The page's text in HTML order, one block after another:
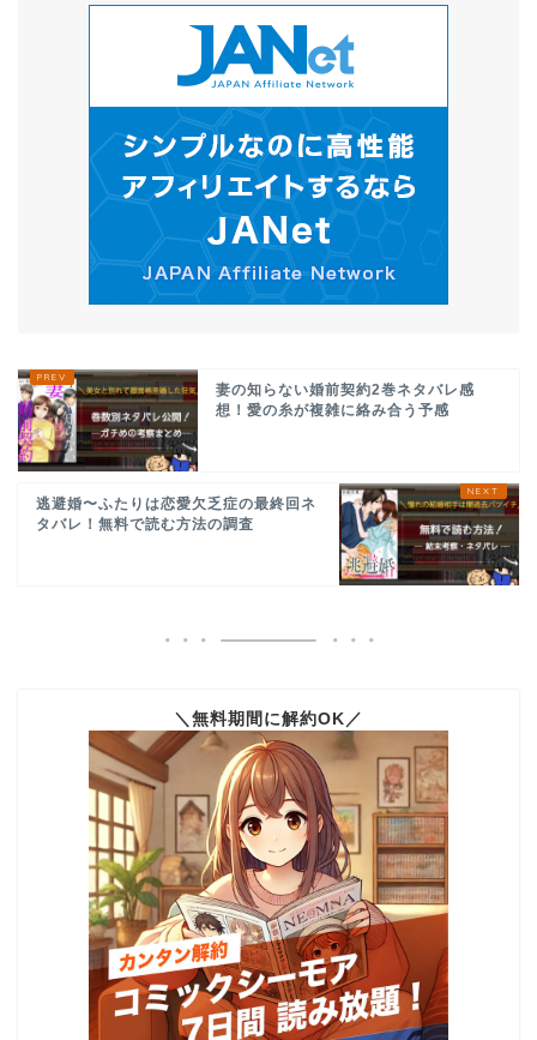
妻の知らない婚前契約2巻ネタバレ感
想！愛の糸が複雑に絡み合う予感
逃避婚〜ふたりは恋愛欠乏症の最終回ネ
タバレ！無料で読む方法の調査
＼無料期間に解約OK／